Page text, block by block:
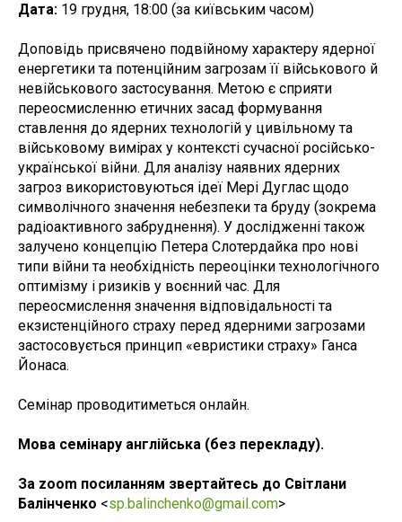
Дата: 19 грудня, 18:00 (за київським часом)
Доповідь присвячено подвійному характеру ядерної
енергетики та потенційним загрозам її військового й
невійськового застосування. Метою є сприяти
переосмисленню етичних засад формування
ставлення до ядерних технологій у цивільному та
військовому вимірах у контексті сучасної російсько-
української війни. Для аналізу наявних ядерних
загроз використовуються ідеї Мері Дуглас щодо
символічного значення небезпеки та бруду (зокрема
радіоактивного забруднення). У дослідженні також
залучено концепцію Петера Слотердайка про нові
типи війни та необхідність переоцінки технологічного
оптимізму і ризиків у воєнний час. Для
переосмислення значення відповідальності та
екзистенційного страху перед ядерними загрозами
застосовується принцип «евристики страху» Ганса
Йонаса.
Семінар проводитиметься онлайн.
Мова семінару англійська (без перекладу).
За zoom посиланням звертайтесь до Світлани
Балінченко <sp.balinchenko@gmail.com>